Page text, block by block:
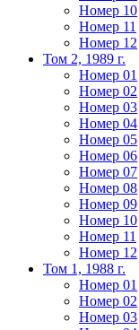
Номер 10
Номер 11
Номер 12
Том 2, 1989 г.
Номер 01
Номер 02
Номер 03
Номер 04
Номер 05
Номер 06
Номер 07
Номер 08
Номер 09
Номер 10
Номер 11
Номер 12
Том 1, 1988 г.
Номер 01
Номер 02
Номер 03